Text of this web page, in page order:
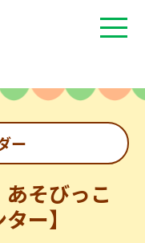
ー
そびっこ
ー】